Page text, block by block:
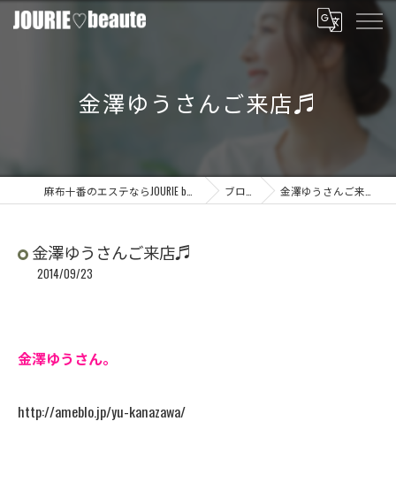
金澤ゆうさんご来店♬
ブログ 金澤ゆうさんご来店♬
金澤ゆうさんご来店♬
2014/09/23
金澤ゆうさん。
http://ameblo.jp/yu-kanazawa/